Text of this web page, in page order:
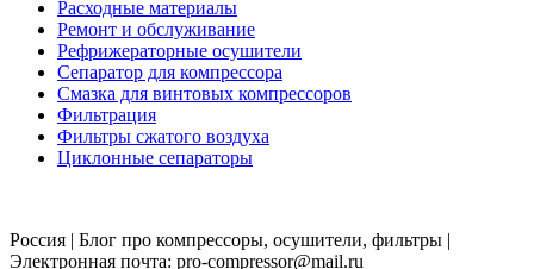
Расходные материалы
Ремонт и обслуживание
Рефрижераторные осушители
Сепаратор для компрессора
Смазка для винтовых компрессоров
Фильтрация
Фильтры сжатого воздуха
Циклонные сепараторы
Россия | Блог про компрессоры, осушители, фильтры |
Электронная почта: pro-compressor@mail.ru